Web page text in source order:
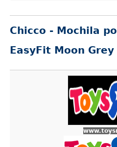
Chicco - Mochila
EasyFit Moon Grey